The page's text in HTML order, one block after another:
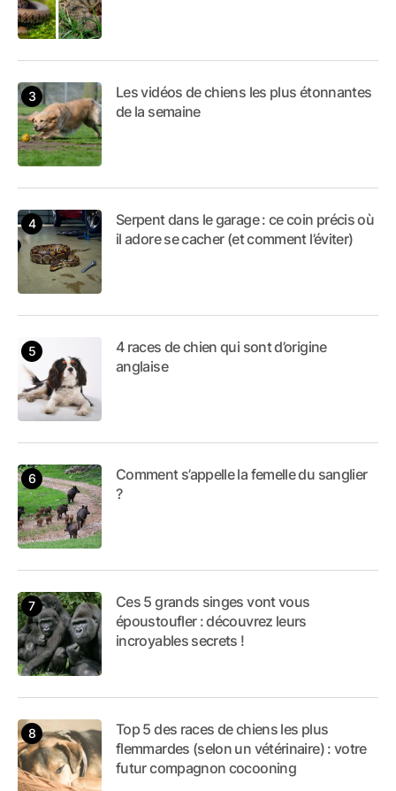
Les vidéos de chiens les plus étonnantes
de la semaine
Serpent dans le garage : ce coin précis où
il adore se cacher (et comment l’éviter)
4 races de chien qui sont d’origine
anglaise
Comment s’appelle la femelle du sanglier
?
Ces 5 grands singes vont vous
époustoufler : découvrez leurs
incroyables secrets !
Top 5 des races de chiens les plus
flemmardes (selon un vétérinaire) : votre
futur compagnon cocooning